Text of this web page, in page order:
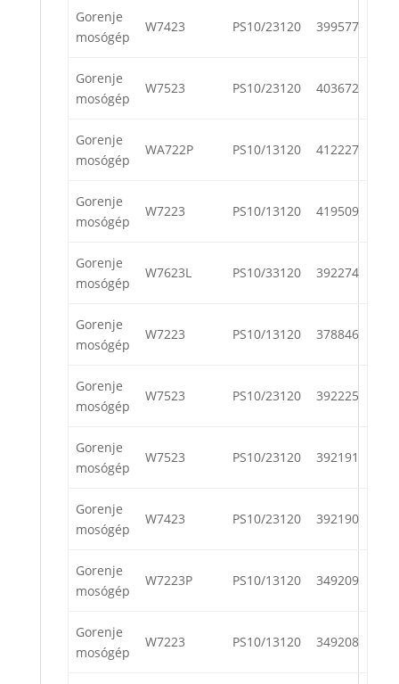
Gorenje
mosógép
W7423 PS10/23120 399577
Gorenje
mosógép
W7523 PS10/23120 403672
Gorenje
mosógép
WA722P PS10/13120 412227
Gorenje
mosógép
W7223 PS10/13120 419509
Gorenje
mosógép
W7623L PS10/33120 392274
Gorenje
mosógép
W7223 PS10/13120 378846
Gorenje
mosógép
W7523 PS10/23120 392225
Gorenje
mosógép
W7523 PS10/23120 392191
Gorenje
mosógép
W7423 PS10/23120 392190
Gorenje
mosógép
W7223P PS10/13120 349209
Gorenje
mosógép
W7223 PS10/13120 349208